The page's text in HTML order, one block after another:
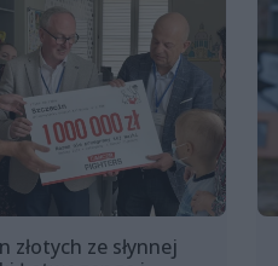
złotych ze słynnej